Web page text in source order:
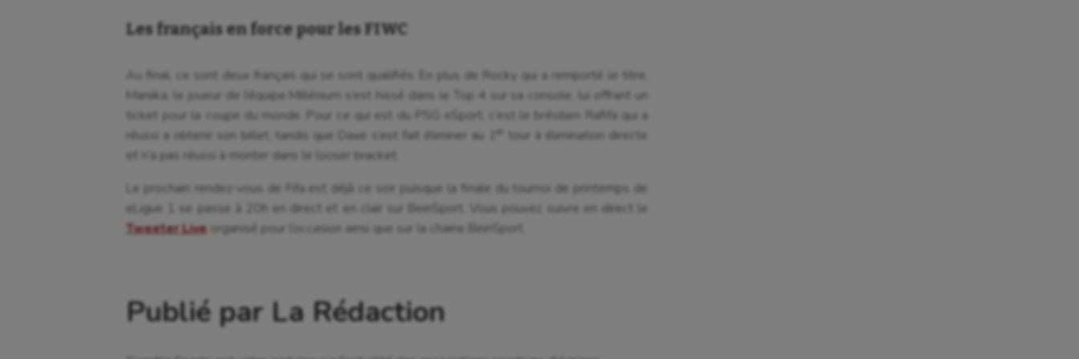
Les français en force pour les FIWC
Au final, ce sont deux français qui se sont qualifiés. En plus de Rocky qui a remporté le titre,
Maniika, le joueur de l’équipe Millénium s’est hissé dans le Top 4 sur sa console, lui offrant un
ticket pour la coupe du monde. Pour ce qui est du PSG eSport, c’est le brésilien Rafifa qui a
réussi a obtenir son billet, tandis que Daxe s’est fait éliminer au 1
er
tour à élimination directe
et n’a pas réussi à monter dans le looser bracket.
Le prochain rendez-vous de Fifa est déjà ce soir puisque la finale du tournoi de printemps de
eLigue 1 se passe à 20h en direct et en clair sur BeinSport. Vous pouvez suivre en direct le
Tweeter Live organisé pour l’occasion ainsi que sur la chaine BeinSport.
Publié par La Rédaction